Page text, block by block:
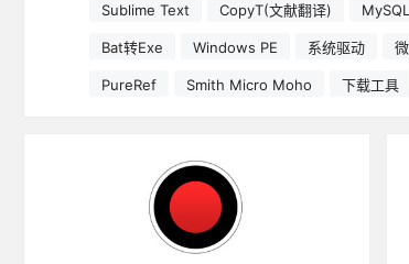
Sublime Text CopyT(文献翻译) MySQL
Bat转Exe Windows PE 系统驱动
PureRef Smith Micro Moho 下载工具